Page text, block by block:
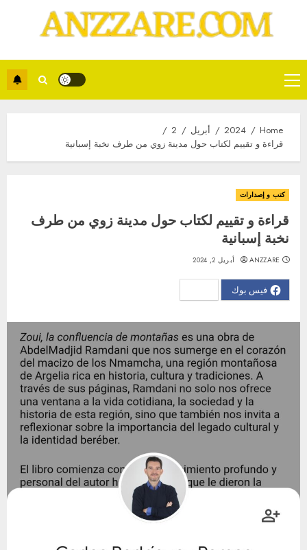
Primary
Menu
Home
2024 أبريل
2
قراءة و تقييم لكتاب حول مدينة زوي من طرف نخبة إسبانية
كتب و إصدارات
قراءة و تقييم لكتاب حول مدينة زوي من طرف
نخبة إسبانية
فيس بوك
ANZZARE أبريل 2, 2024